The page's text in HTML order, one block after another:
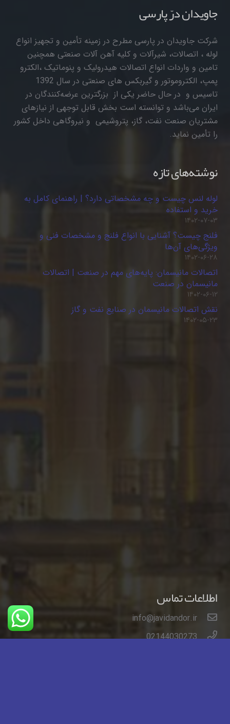
جاویدان درّ پارسی
شرکت جاویدان در پارسی مطرح در زمینه تأمین و تجهیز انواع
لوله ، اتصالات، شیرآلات و کلیه آهن آلات صنعتی همچنین
تامین و واردات انواع اتصالات هیدرولیک و پنوماتیک ،الکترو
پمپ، الکتروموتور و گیربکس های صنعتی در سال 1392
تاسیس و در حال حاضر یکی از بزرگترین عرضه‌کنندگان در
ایران می‌باشد و توانسته است بخش قابل توجهی از نیازهای
مشتریان صنعت نفت، گاز، پتروشیمی و نیروگاهی داخل کشور
را تأمین نماید.
نوشته‌های تازه
لوله لنس چیست و چه مشخصاتی دارد؟ | راهنمای کامل به
خرید و استفاده
۱۴۰۲-۰۷-۰۳
فلنج چیست؟ آشنایی با انواع فلنج و مشخصات فنی و
ویژگی‌های آن‌ها
۱۴۰۲-۰۶-۲۸
اتصالات مانیسمان: پایه‌های مهم در صنعت | اتصالات
مانیسمان در صنعت
۱۴۰۲-۰۶-۱۲
نقش اتصالات مانیسمان در صنایع نفت و گاز
۱۴۰۲-۰۵-۲۳
اطلاعات تماس
info@javidandor.ir
02144030273